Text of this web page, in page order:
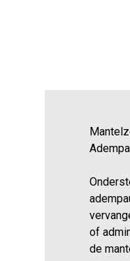
of
de